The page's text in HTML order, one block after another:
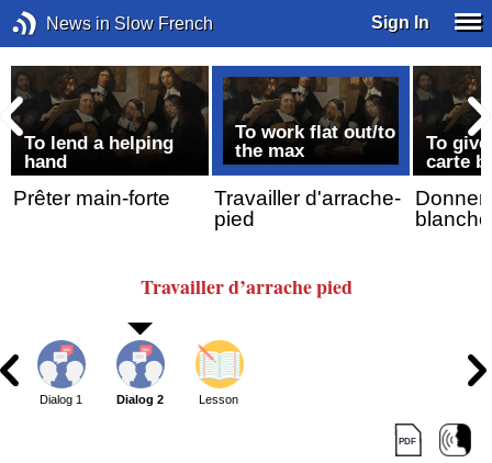
News in Slow French Sign In
To lend a helping
hand
Prêter main-forte
To work flat out/to
the max
Travailler d'arrache-
pied
To
carte
blanche
Travaillerd’arrachepied
Dialog 1 Dialog 2 Lesson